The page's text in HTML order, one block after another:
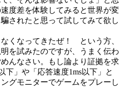
度差を体験してみると世界が変
されたと思って試してみて欲し
くなってきたぜ！ という方、
を試みたのですが、うまく伝わ
んなさい。もし論より証拠を求
下」や「応答速度1ms以下」と
グモニターでゲームをプレーし